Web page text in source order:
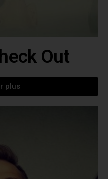
Out
plus